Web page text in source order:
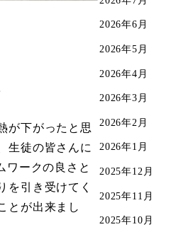
が下がったと思
生徒の皆さんに
ワークの良さと
を引き受けてく
とが出来まし
2026年6月
2026年5月
2026年4月
2026年3月
2026年2月
2026年1月
2025年12月
2025年11月
2025年10月